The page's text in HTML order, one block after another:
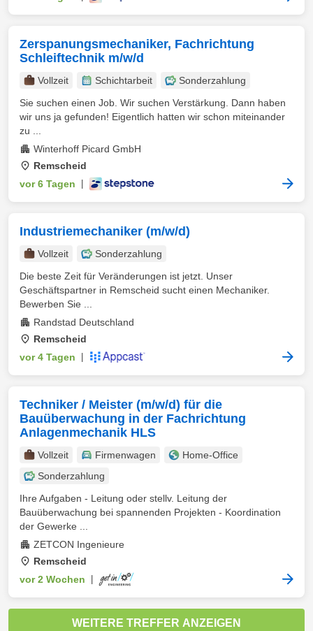
Zerspanungsmechaniker, Fachrichtung
Schleiftechnik m/w/d
Vollzeit Schichtarbeit
Sonderzahlung
Sie suchen einen Job. Wir suchen Verstärkung. Dann haben
wir uns ja gefunden! Eigentlich hatten wir schon miteinander
zu ...
Winterhoff Picard GmbH
Remscheid
vor 6 Tagen
Industriemechaniker (m/w/d)
Vollzeit
Sonderzahlung
Die beste Zeit für Veränderungen ist jetzt. Unser
Geschäftspartner in Remscheid sucht einen Mechaniker.
Bewerben Sie ...
Randstad Deutschland
Remscheid
vor 4 Tagen
Techniker / Meister (m/w/d) für die
Bauüberwachung in der Fachrichtung
Anlagenmechanik HLS
Vollzeit Firmenwagen
Home-Office
Sonderzahlung
Ihre Aufgaben - Leitung oder stellv. Leitung der
Bauüberwachung bei spannenden Projekten - Koordination
der Gewerke ...
ZETCON Ingenieure
Remscheid
vor 2 Wochen
WEITERE TREFFER ANZEIGEN